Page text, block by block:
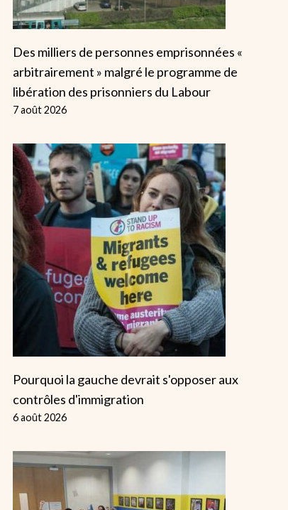
Des milliers de personnes emprisonnées «
arbitrairement » malgré le programme de
libération des prisonniers du Labour
7 août 2026
Pourquoi la gauche devrait s'opposer aux
contrôles d'immigration
6 août 2026